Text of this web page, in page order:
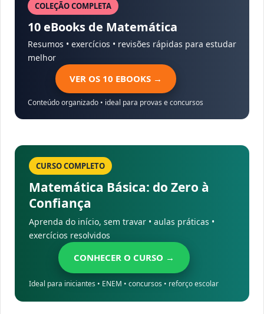
COLEÇÃO COMPLETA
10 eBooks de Matemática
Resumos • exercícios • revisões rápidas para estudar
melhor
VER OS 10 EBOOKS →
Conteúdo organizado • ideal para provas e concursos
CURSO COMPLETO
Matemática Básica: do Zero à
Confiança
Aprenda do início, sem travar • aulas práticas •
exercícios resolvidos
CONHECER O CURSO →
Ideal para iniciantes • ENEM • concursos • reforço escolar